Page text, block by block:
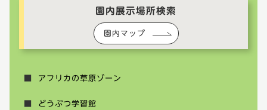
園内展示場所検索
園内マップ
アフリカの草原ゾーン
どうぶつ学習館